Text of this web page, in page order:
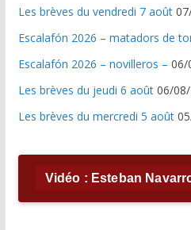
Les brèves du vendredi 7 août
Escalafón 2026 – matadors de
Escalafón 2026 – novilleros – 06/
Les brèves du jeudi 6 août 06/
Les brèves du mercredi 5 août
Vidéo : Esteban